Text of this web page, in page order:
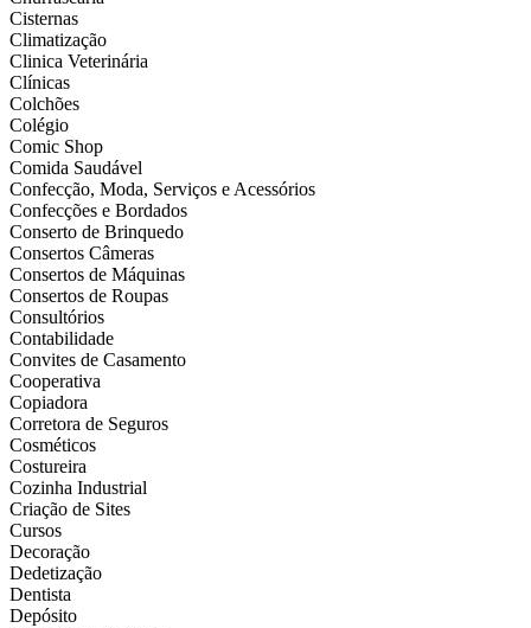
Cisternas
Climatização
Clinica Veterinária
Clínicas
Colchões
Colégio
Comic Shop
Comida Saudável
Confecção, Moda, Serviços e Acessórios
Confecções e Bordados
Conserto de Brinquedo
Consertos Câmeras
Consertos de Máquinas
Consertos de Roupas
Consultórios
Contabilidade
Convites de Casamento
Cooperativa
Copiadora
Corretora de Seguros
Cosméticos
Costureira
Cozinha Industrial
Criação de Sites
Cursos
Decoração
Dedetização
Dentista
Depósito